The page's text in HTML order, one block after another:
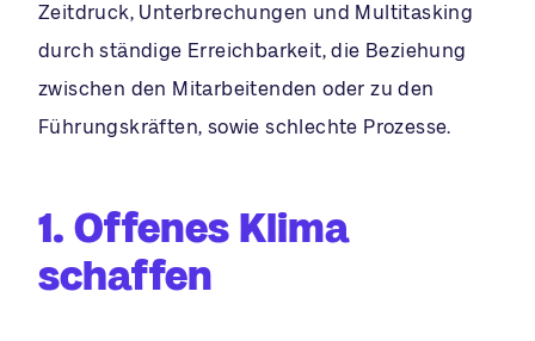
Zeitdruck, Unterbrechungen und Multitasking
durch ständige Erreichbarkeit, die Beziehung
zwischen den Mitarbeitenden oder zu den
Führungskräften, sowie schlechte Prozesse.
1. Offenes Klima
schaffen